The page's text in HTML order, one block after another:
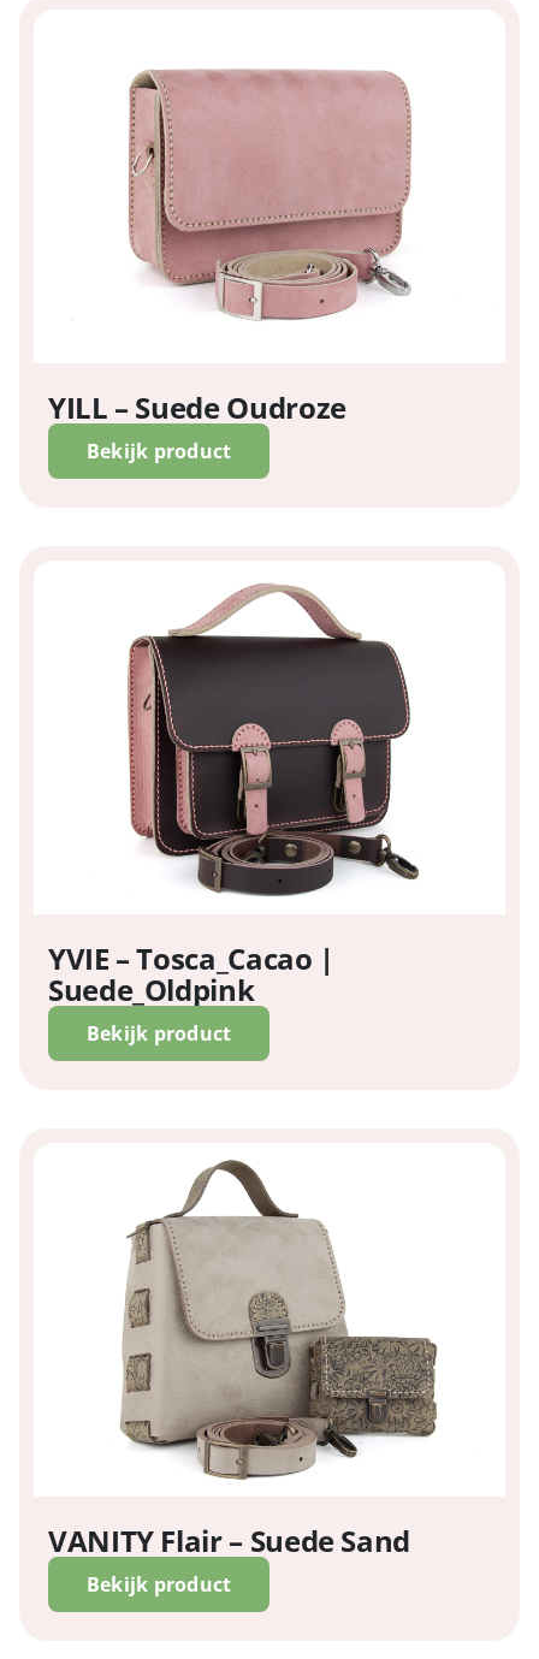
YILL – Suede Oudroze
Bekijk product
YVIE – Tosca_Cacao |
Suede_Oldpink
Bekijk product
VANITY Flair – Suede Sand
Bekijk product